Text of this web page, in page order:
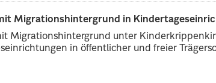
Migrationshintergrund in
Migrationshintergrund unter
in öffentlicher und freier